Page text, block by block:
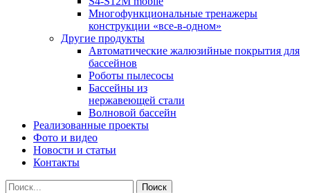
Многофункциональные тренажеры
конструкции «все-в-одном»
Другие продукты
Автоматические жалюзийные покрытия для
бассейнов
Роботы пылесосы
Бассейны из
нержавеющей стали
Волновой бассейн
Реализованные проекты
Фото и видео
Новости и статьи
Контакты
Поиск